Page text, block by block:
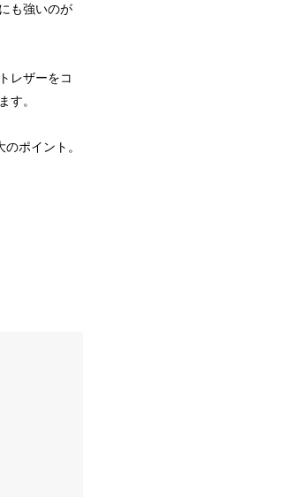
も強いのが
レザーをコ
す。
ポイント。